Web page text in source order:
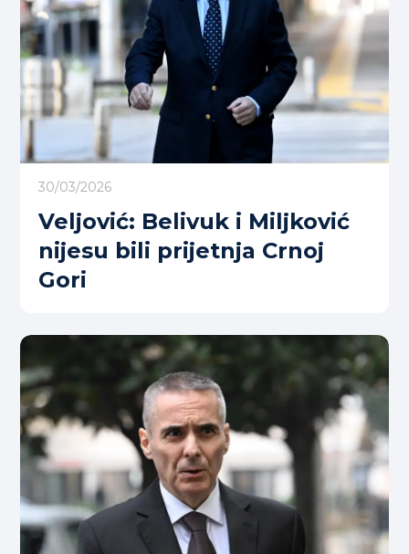
30/03/2026
Veljović: Belivuk i Miljković
nijesu bili prijetnja Crnoj
Gori